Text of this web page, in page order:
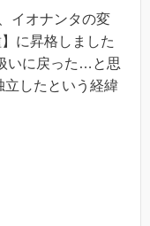
イオナンタの変
に昇格しました
いに戻った…と思
立したという経緯